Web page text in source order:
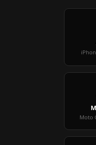
Moto